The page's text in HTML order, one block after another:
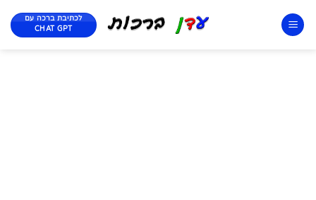
לכתיבת ברכה עם
CHAT GPT